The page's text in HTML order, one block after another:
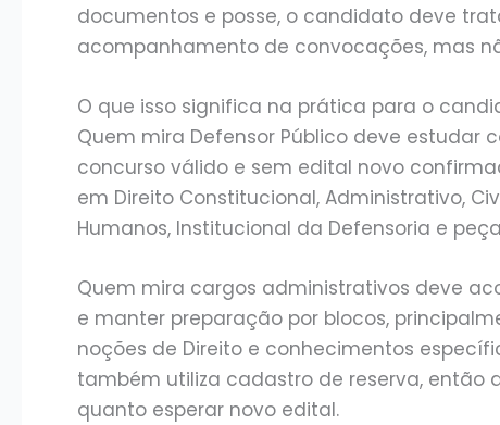
documentos e posse, o candidato deve
acompanhamento de convocações, mas
O que isso significa na prática para o
Quem mira Defensor Público deve estudar
concurso válido e sem edital novo
em Direito Constitucional, Administrativo,
Humanos, Institucional da Defensoria e
Quem mira cargos administrativos deve
e manter preparação por blocos,
noções de Direito e conhecimentos
também utiliza cadastro de reserva,
quanto esperar novo edital.